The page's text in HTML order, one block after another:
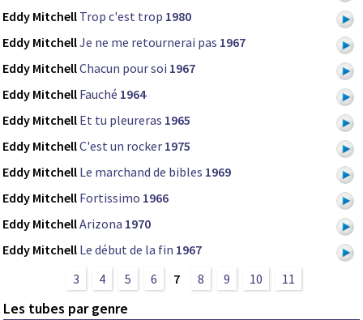
Eddy Mitchell Trop c'est trop 1980
Eddy MitchellJe ne me retournerai pas 1967
Eddy MitchellChacun pour soi 1967
Eddy Mitchell Fauché 1964
Eddy Mitchell Et tu pleureras 1965
Eddy MitchellC'est un rocker 1975
Eddy Mitchell Le marchand de bibles 1969
Eddy Mitchell Fortissimo 1966
Eddy MitchellArizona 1970
Eddy Mitchell Le début de la fin 1967
3
4 5 6 7 8 9 10 11
Les tubes par genre